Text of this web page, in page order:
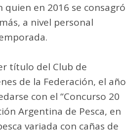
en 2016 se consagró
a nivel personal
título del Club de
de la Federación, el año
con el “Concurso 20
Argentina de Pesca, en
variada con cañas de